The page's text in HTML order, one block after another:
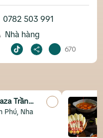
0782 503 991
Nhà hàng
670
Mì Cay Seoul Nha Trang
181 Đ. 23 Tháng 10,